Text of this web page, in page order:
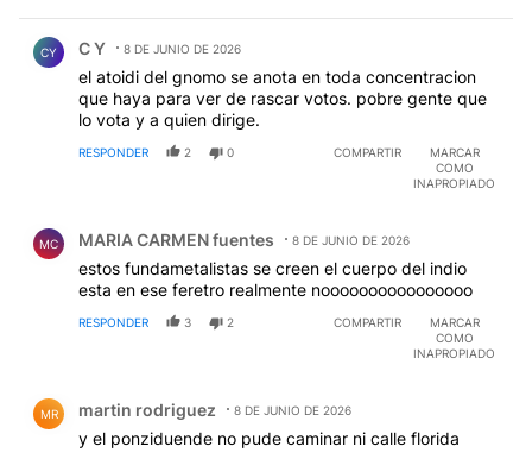
CY C Y 8 DE JUNIO DE 2026
el atoidi del gnomo se anota en toda concentracion
que haya para ver de rascar votos. pobre gente que
lo vota y a quien dirige.
RESPONDER 2 0 COMPARTIR
MARCAR
COMO
INAPROPIADO
MC MARIA CARMEN fuentes 8 DE JUNIO DE 2026
estos fundametalistas se creen el cuerpo del indio
esta en ese feretro realmente noooooooooooooooo
RESPONDER 3 2 COMPARTIR
MARCAR
COMO
INAPROPIADO
MR martin rodriguez 8 DE JUNIO DE 2026
y el ponziduende no pude caminar ni calle florida